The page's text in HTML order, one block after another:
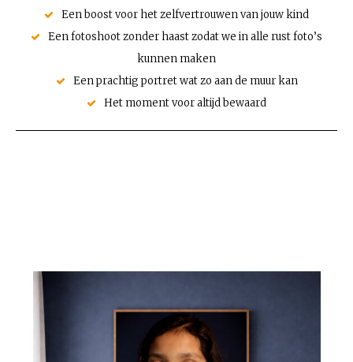
Een boost voor het zelfvertrouwen van jouw kind
Een fotoshoot zonder haast zodat we in alle rust foto’s
kunnen maken
Een prachtig portret wat zo aan de muur kan
Het moment voor altijd bewaard